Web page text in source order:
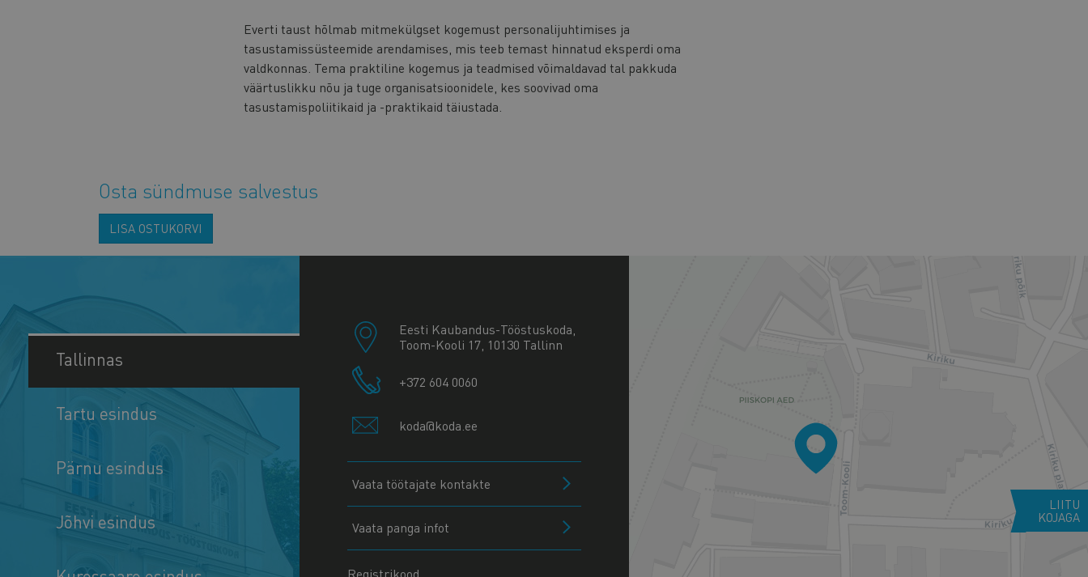
Everti taust hõlmab mitmekülgset kogemust personalijuhtimises ja
tasustamissüsteemide arendamises, mis teeb temast hinnatud eksperdi oma
valdkonnas. Tema praktiline kogemus ja teadmised võimaldavad tal pakkuda
väärtuslikku nõu ja tuge organisatsioonidele, kes soovivad oma
tasustamispoliitikaid ja -praktikaid täiustada.
Osta sündmuse salvestus
LISA OSTUKORVI
Tallinnas
Tartu esindus
Pärnu esindus
Jõhvi esindus
Eesti Kaubandus-Tööstuskoda,
Toom-Kooli 17, 10130 Tallinn
+372 604 0060
koda@koda.ee
Vaata töötajate kontakte
Vaata panga infot
Registrikood
LIITU
KOJAGA